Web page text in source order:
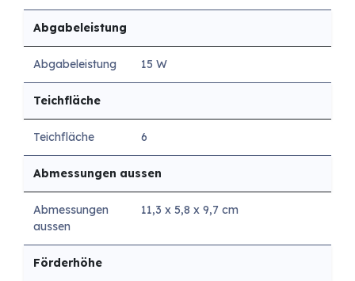
Abgabeleistung
Abgabeleistung 15 W
Teichfläche
Teichfläche 6
Abmessungen aussen
Abmessungen
aussen
11,3 x 5,8 x 9,7 cm
Förderhöhe